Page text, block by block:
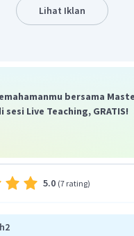
Lihat Iklan
bersama
sesi Live Teaching, GRATIS!
5.0 (7 rating)